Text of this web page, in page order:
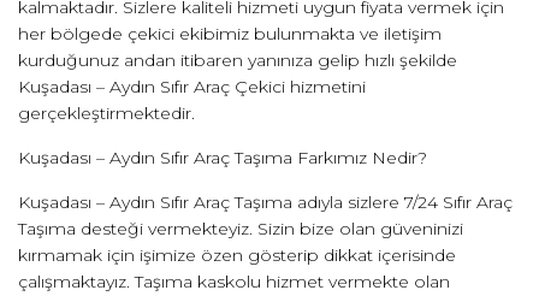
kalmaktadır. Sizlere kaliteli hizmeti uygun fiyata vermek için
her bölgede çekici ekibimiz bulunmakta ve iletişim
kurduğunuz andan itibaren yanınıza gelip hızlı şekilde
Kuşadası – Aydın Sıfır Araç Çekici hizmetini
gerçekleştirmektedir.
Kuşadası – Aydın Sıfır Araç Taşıma Farkımız Nedir?
Kuşadası – Aydın Sıfır Araç Taşıma adıyla sizlere 7/24 Sıfır Araç
Taşıma desteği vermekteyiz. Sizin bize olan güveninizi
kırmamak için işimize özen gösterip dikkat içerisinde
çalışmaktayız. Taşıma kaskolu hizmet vermekte olan